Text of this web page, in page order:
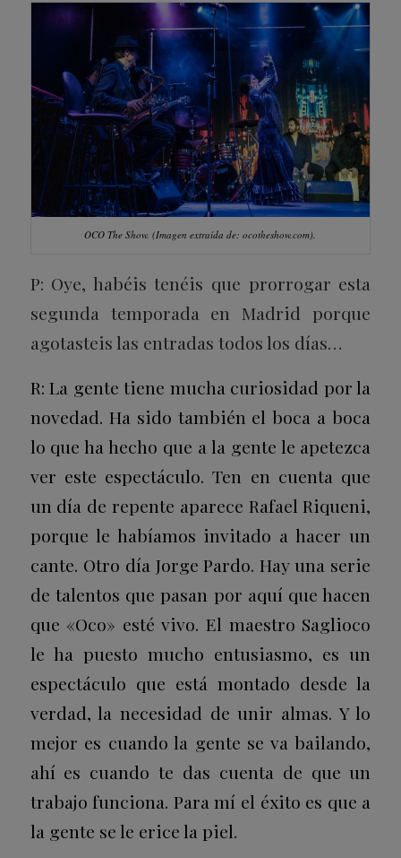
OCO The Show.(Imagen extraída de: ocotheshow.com).
P: Oye, habéis tenéis que prorrogar esta
segunda temporada en Madrid porque
agotasteis las entradas todos los días…
R: La gente tiene mucha curiosidad por la
novedad. Ha sido también el boca a boca
lo que ha hecho que a la gente le apetezca
ver este espectáculo. Ten en cuenta que
un día de repente aparece Rafael Riqueni,
porque le habíamos invitado a hacer un
cante. Otro día Jorge Pardo. Hay una serie
de talentos que pasan por aquí que hacen
que «Oco» esté vivo. El maestro Saglioco
le ha puesto mucho entusiasmo, es un
espectáculo que está montado desde la
verdad, la necesidad de unir almas. Y lo
mejor es cuando la gente se va bailando,
ahí es cuando te das cuenta de que un
trabajo funciona. Para mí el éxito es que a
la gente se le erice la piel.